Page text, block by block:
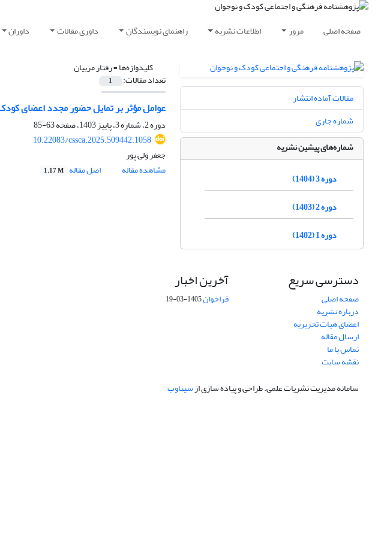
صفحه اصلی مرور اطلاعات نشریه راهنمای نویسندگان داوری مقالات داوران
کلیدواژه‌ها =رفتار مربیان
تعداد مقالات: 1
عوامل مؤثر بر تمایل حضور مجدد اعضای کودک
دوره 2، شماره 3، پاییز 1403، صفحه
63-85
10.22083/cssca.2025.509442.1058
جعفر ولی پور
مشاهده مقاله
اصل مقاله 1.17 M
مقالات آماده انتشار
شماره جاری
شماره‌های پیشین نشریه
دوره 3 (1404)
دوره 2 (1403)
دوره 1 (1402)
دسترسی سریع
صفحه اصلی
درباره نشریه
اعضای هیات تحریریه
ارسال مقاله
تماس با ما
نقشه سایت
آخرین اخبار
فراخوان1405-03-19
سامانه مدیریت نشریات علمی.طراحی و پیاده سازی ازسیناوب